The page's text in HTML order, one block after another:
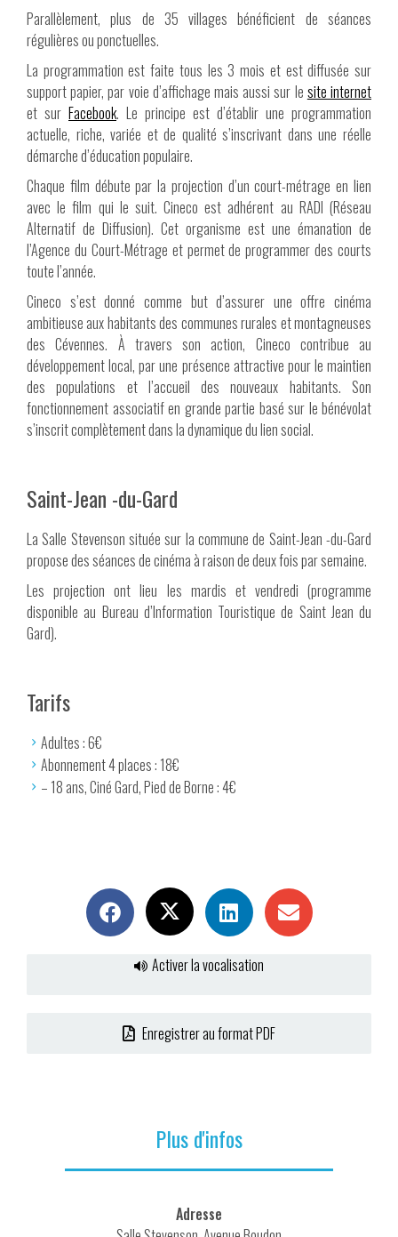
Parallèlement, plus de 35 villages bénéficient de séances
régulières ou ponctuelles.
La programmation est faite tous les 3 mois et est diffusée sur
support papier, par voie d’affichage mais aussi sur le site internet
et sur Facebook. Le principe est d’établir une programmation
actuelle, riche, variée et de qualité s’inscrivant dans une réelle
démarche d’éducation populaire.
Chaque film débute par la projection d’un court-métrage en lien
avec le film qui le suit. Cineco est adhérent au RADI (Réseau
Alternatif de Diffusion). Cet organisme est une émanation de
l’Agence du Court-Métrage et permet de programmer des courts
toute l’année.
Cineco s’est donné comme but d’assurer une offre cinéma
ambitieuse aux habitants des communes rurales et montagneuses
des Cévennes. À travers son action, Cineco contribue au
développement local, par une présence attractive pour le maintien
des populations et l’accueil des nouveaux habitants. Son
fonctionnement associatif en grande partie basé sur le bénévolat
s’inscrit complètement dans la dynamique du lien social.
Saint-Jean -du-Gard
La Salle Stevenson située sur la commune de Saint-Jean -du-Gard
propose des séances de cinéma à raison de deux fois par semaine.
Les projection ont lieu les mardis et vendredi (programme
disponible au Bureau d’Information Touristique de Saint Jean du
Gard).
Tarifs
Adultes : 6€
Abonnement 4 places : 18€
– 18 ans, Ciné Gard, Pied de Borne : 4€
Activer la vocalisation
Enregistrer au format PDF
Plus d'infos
Adresse